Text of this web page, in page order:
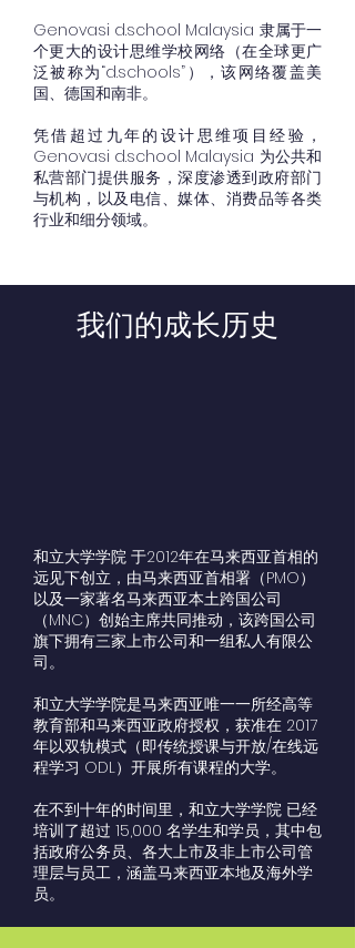
Genovasi d.school Malaysia 隶属于一
个更大的设计思维学校网络（在全球更广
泛被称为“d.schools”），该网络覆盖美
国、德国和南非。
凭借超过九年的设计思维项目经验，
Genovasi d.school Malaysia 为公共和
私营部门提供服务，深度渗透到政府部门
与机构，以及电信、媒体、消费品等各类
行业和细分领域。
我们的成长历史
和立大学学院 于2012年在马来西亚首相的
远见下创立，由马来西亚首相署（PMO）
以及一家著名马来西亚本土跨国公司
（MNC）创始主席共同推动，该跨国公司
旗下拥有三家上市公司和一组私人有限公
司。
和立大学学院是马来西亚唯一一所经高等
教育部和马来西亚政府授权，获准在 2017
年以双轨模式（即传统授课与开放/在线远
程学习 ODL）开展所有课程的大学。
在不到十年的时间里，和立大学学院 已经
培训了超过 15,000 名学生和学员，其中包
括政府公务员、各大上市及非上市公司管
理层与员工，涵盖马来西亚本地及海外学
员。